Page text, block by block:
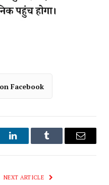
Facebook
LinkedInTumblr Email
NEXT ARTICLE